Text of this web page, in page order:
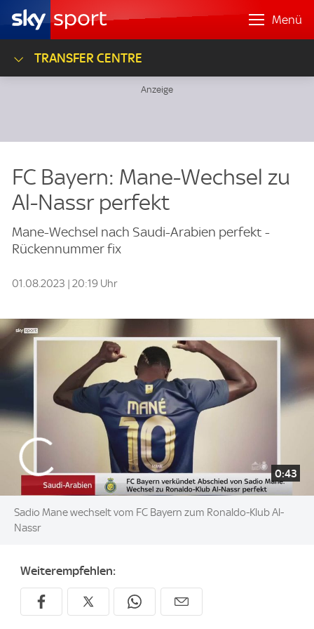
Menü
TRANSFER CENTRE
FC Bayern: Mane-Wechsel zu
Al-Nassr perfekt
Mane-Wechsel nach Saudi-Arabien perfekt -
Rückennummer fix
01.08.2023 | 20:19 Uhr
0:43
Sadio Mane wechselt vom FC Bayern zum Ronaldo-Klub Al-
Nassr
Weiterempfehlen: